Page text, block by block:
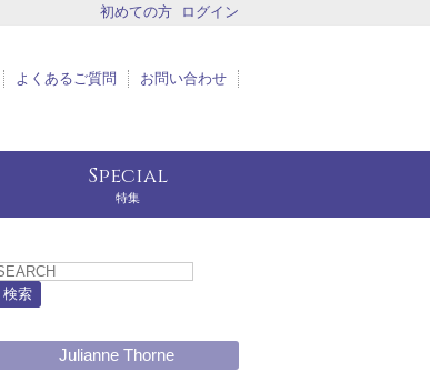
初めての方 ログイン
よくあるご質問 お問い合わせ
Special
特集
検索
Julianne Thorne